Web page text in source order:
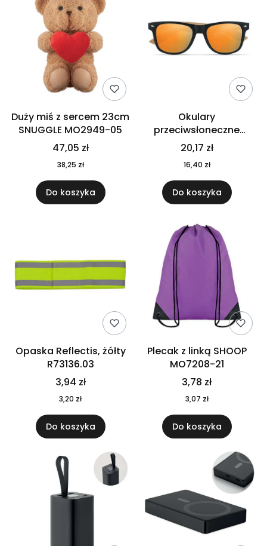
Duży miś z sercem 23cm
SNUGGLE MO2949-05
47,05 zł
38,25 zł
Do koszyka
Okulary
przeciwsłoneczne
CALIFORNIA TOUCH
MO9617-10
20,17 zł
16,40 zł
Do koszyka
Opaska Reflectis, żółty
R73136.03
3,94 zł
3,20 zł
Do koszyka
Plecak z linką SHOOP
MO7208-21
3,78 zł
3,07 zł
Do koszyka